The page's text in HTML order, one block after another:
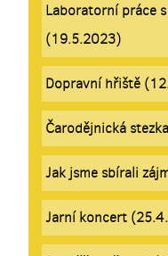
Laboratorní práce
(19.5.2023)
Dopravní hřiště
Čarodějnická
Jak jsme sbírali
Jarní koncert